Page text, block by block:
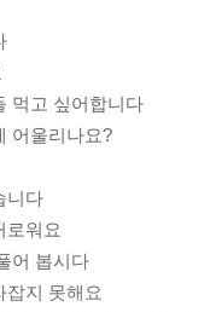
먹고 싶어합니다
어울리나요?
니다
로워요
어 봅시다
잡지 못해요